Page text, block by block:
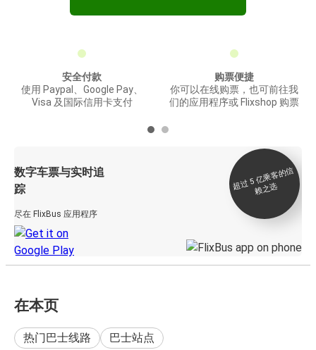
安全付款
使用 Paypal、Google Pay、
Visa 及国际信用卡支付
购票便捷
你可以在线购票，也可前往我
们的应用程序或 Flixshop 购票
数字车票与实时追
踪
尽在 FlixBus 应用程序
超
过 5
亿
乘
客
的
信
赖
之
选
在本页
热门巴士线路 巴士站点